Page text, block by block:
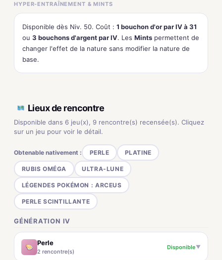
HYPER-ENTRAÎNEMENT & MINTS
Disponible dès Niv. 50. Coût : 1 bouchon d'or par IV à 31
ou 3 bouchons d'argent par IV. Les Mints permettent de
changer l'effet de la nature sans modifier la nature de
base.
Lieux de rencontre
Disponible dans 6 jeu(x), 9 rencontre(s) recensée(s). Cliquez
sur un jeu pour voir le détail.
Obtenable nativement : PERLE PLATINE
RUBIS OMÉGA ULTRA-LUNE
LÉGENDES POKÉMON : ARCEUS
PERLE SCINTILLANTE
GÉNÉRATION IV
Perle
2 rencontre(s)
Disponible▼